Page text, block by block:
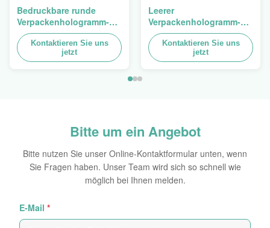
Bedruckbare runde
Verpackenhologramm-
ursprünglicher
Aufkleber-ganz
eigenhändig geschriebe
Kontaktieren Sie uns
jetzt
Leerer
Verpackenhologramm-
Sicherheits-Aufkleber-
Besetzer-offensichtlicher
Hologramm-Aufkleber
Kontaktieren Sie uns
jetzt
Bitte um ein Angebot
Bitte nutzen Sie unser Online-Kontaktformular unten, wenn
Sie Fragen haben. Unser Team wird sich so schnell wie
möglich bei Ihnen melden.
E-Mail *